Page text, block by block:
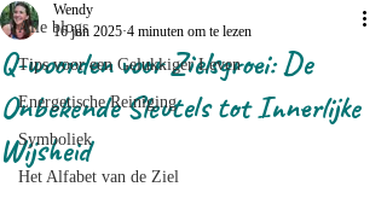
Alle blogs
Tips voor een Gelukkiger Leven
Energetische Reiniging
Symboliek
Het Alfabet van de Ziel
Q-woorden voor Zielsgroei: De
Onbekende Sleutels tot Innerlijke
Wijsheid
Wendy
16 jun 2025 4 minuten om te lezen